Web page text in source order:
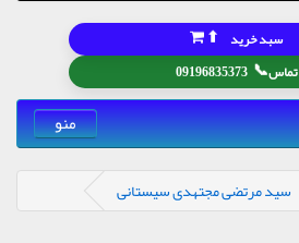
تماس📞
09196835373
سبد خرید ⬆
منو
سید مرتضی مجتهدی سیستانی